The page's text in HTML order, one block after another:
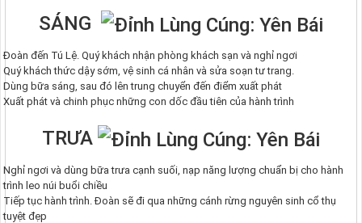
SÁNG
Đoàn đến Tú Lệ. Quý khách nhận phòng khách sạn và nghỉ ngơi
Quý khách thức dậy sớm, vệ sinh cá nhân và sửa soạn tư trang.
Dùng bữa sáng, sau đó lên trung chuyển đến điểm xuất phát
Xuất phát và chinh phục những con dốc đầu tiên của hành trình
TRƯA
Nghỉ ngơi và dùng bữa trưa cạnh suối, nạp năng lượng chuẩn bị cho hành
trình leo núi buổi chiều
Tiếp tục hành trình. Đoàn sẽ đi qua những cánh rừng nguyên sinh cổ thụ
tuyệt đẹp